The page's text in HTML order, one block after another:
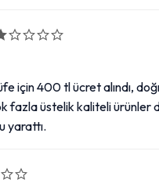
için 400 tl ücret alındı,
fazla üstelik kaliteli ürünler
yarattı.